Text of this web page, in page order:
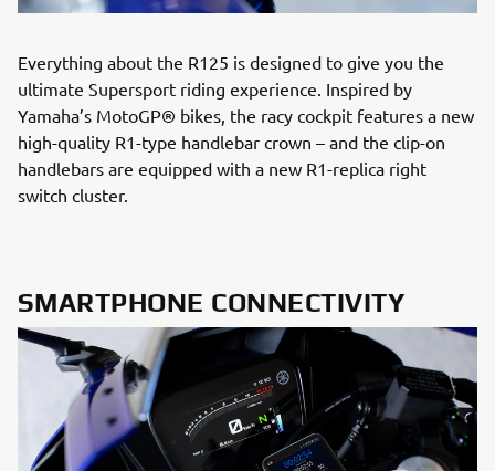
Everything about the R125 is designed to give you the
ultimate Supersport riding experience. Inspired by
Yamaha’s MotoGP® bikes, the racy cockpit features a new
high-quality R1-type handlebar crown – and the clip-on
handlebars are equipped with a new R1-replica right
switch cluster.
SMARTPHONE CONNECTIVITY